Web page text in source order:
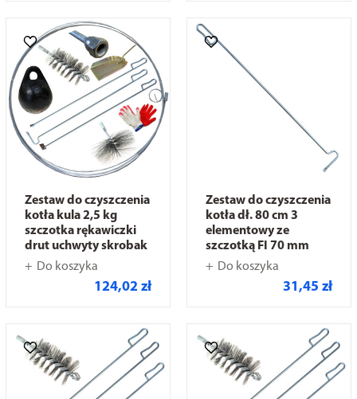
Zestaw do czyszczenia
kotła kula 2,5 kg
szczotka rękawiczki
drut uchwyty skrobak
Do koszyka
124,02 zł
Zestaw do czyszczenia
kotła dł. 80 cm 3
elementowy ze
szczotką FI 70 mm
Do koszyka
31,45 zł